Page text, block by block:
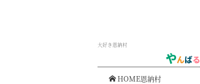
大好き恩納村
やんばる
HOME恩納村